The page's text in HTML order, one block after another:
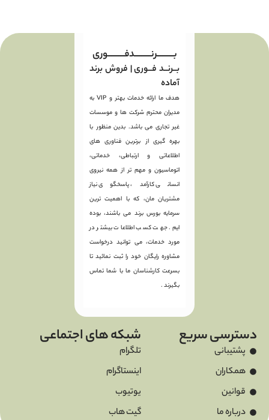
بـــــــــرنـــــــــدفـــــــــوری
بــرنــد فــوری | فروش برند
آماده
هدف ما ارائه خدمات بهتر و VIP به
مدیران محترم شرکت ها و موسسات
غیر تجاری می باشد. بدین منظور با
بهره گیری از برترین فناوری های
اطلاعاتی و ارتباطی، خدماتی،
اتوماسیون و مهم تر از همه نیروی
انسانی کارآمد، پاسخگوی نیاز
مشتریان مان، که با اهمیت ترین
سرمایه بورس برند می باشند، بوده
ایم. جهت کسب اطلاعات بیشتر در
مورد خدمات، می توانید درخواست
مشاوره رایگان خود را ثبت نمائید تا
بسرعت کارشناسان ما با شما تماس
بگیرند .
دسترسی سریع
پشتیبانی
همکاران
قوانین
درباره ما
شبکه های اجتماعی
تلگرام
اینستاگرام
یوتیوب
گیت هاب